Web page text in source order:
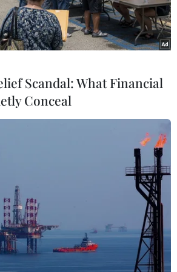
vụ khanh Bộ Ngoại giao và Hợp tác
phát biểu tại ngày hội. (Ảnh: Chanh
Đa/TTXVN)
TTXVN tại Campuchia, ngày
Penh, Bộ Ngoại giao và
Campuchia cùng Đại sứ quán
Scandal: What Financial
Conceal